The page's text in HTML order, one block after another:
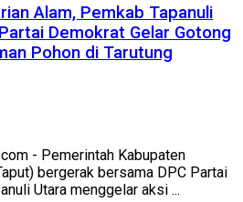
Alam, Pemkab Tapanuli
Demokrat Gelar Gotong
Pohon di Tarutung
- ‎Pemerintah Kabupaten
bergerak bersama DPC Partai
Utara menggelar aksi ...